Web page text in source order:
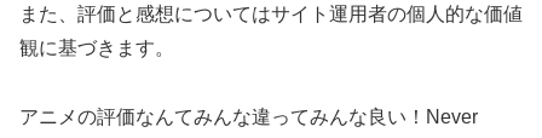
また、評価と感想についてはサイト運用者の個人的な価値
観に基づきます。
アニメの評価なんてみんな違ってみんな良い！Never